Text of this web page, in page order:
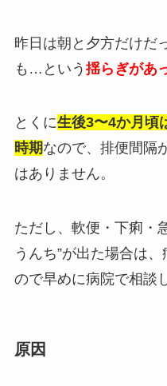
昨日は朝と夕方だけだ
も…という 揺らぎがあ
とくに生後3〜4か月頃
時期なので、排便間隔
はありません。
ただし、軟便・下痢・
うんち”が出た場合は
ので早めに病院で相談
原因